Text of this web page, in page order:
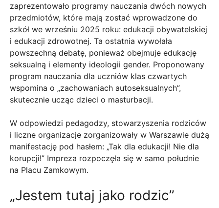
zaprezentowało programy nauczania dwóch nowych
przedmiotów, które mają zostać wprowadzone do
szkół we wrześniu 2025 roku: edukacji obywatelskiej
i edukacji zdrowotnej. Ta ostatnia wywołała
powszechną debatę, ponieważ obejmuje edukację
seksualną i elementy ideologii gender. Proponowany
program nauczania dla uczniów klas czwartych
wspomina o „zachowaniach autoseksualnych”,
skutecznie ucząc dzieci o masturbacji.
W odpowiedzi pedagodzy, stowarzyszenia rodziców
i liczne organizacje zorganizowały w Warszawie dużą
manifestację pod hasłem: „Tak dla edukacji! Nie dla
korupcji!” Impreza rozpoczęła się w samo południe
na Placu Zamkowym.
„Jestem tutaj jako rodzic”